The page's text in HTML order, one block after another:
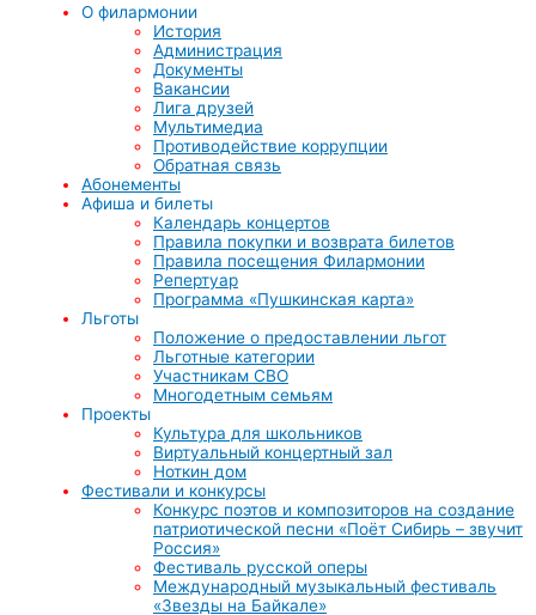
О филармонии
История
Администрация
Документы
Вакансии
Лига друзей
Мультимедиа
Противодействие коррупции
Обратная связь
Абонементы
Афиша и билеты
Календарь концертов
Правила покупки и возврата билетов
Правила посещения Филармонии
Репертуар
Программа «Пушкинская карта»
Льготы
Положение о предоставлении льгот
Льготные категории
Участникам СВО
Многодетным семьям
Проекты
Культура для школьников
Виртуальный концертный зал
Ноткин дом
Фестивали и конкурсы
Конкурс поэтов и композиторов на создание
патриотической песни «Поёт Сибирь – звучит
Россия»
Фестиваль русской оперы
Международный музыкальный фестиваль
«Звезды на Байкале»